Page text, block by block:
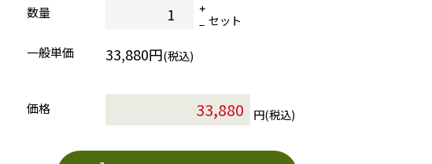
数量
セット
一般単価
33,880円(税込)
価格 円(税込)